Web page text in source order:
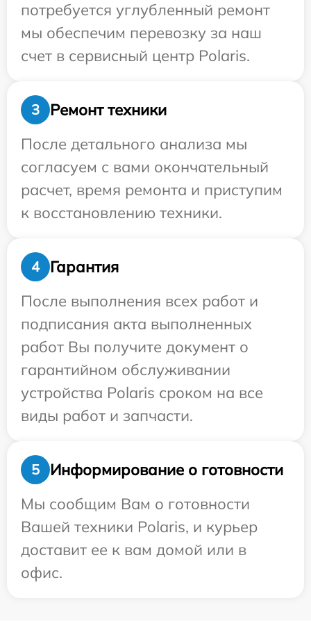
потребуется углубленный ремонт
мы обеспечим перевозку за наш
счет в сервисный центр Polaris.
3
Ремонт техники
После детального анализа мы
согласуем с вами окончательный
расчет, время ремонта и приступим
к восстановлению техники.
4
Гарантия
После выполнения всех работ и
подписания акта выполненных
работ Вы получите документ о
гарантийном обслуживании
устройства Polaris сроком на все
виды работ и запчасти.
5
Информирование о готовности
Мы сообщим Вам о готовности
Вашей техники Polaris, и курьер
доставит ее к вам домой или в
офис.